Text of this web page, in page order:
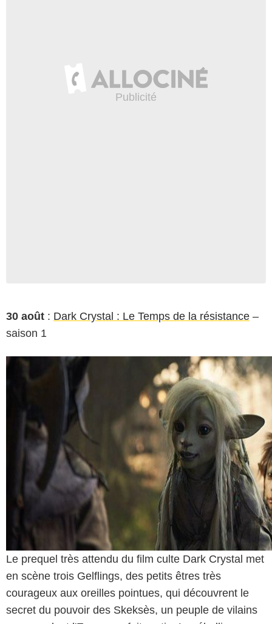
30 août : Dark Crystal : Le Temps de la résistance –
saison 1
Le prequel très attendu du film culte Dark Crystal met
en scène trois Gelflings, des petits êtres très
courageux aux oreilles pointues, qui découvrent le
secret du pouvoir des Skeksès, un peuple de vilains